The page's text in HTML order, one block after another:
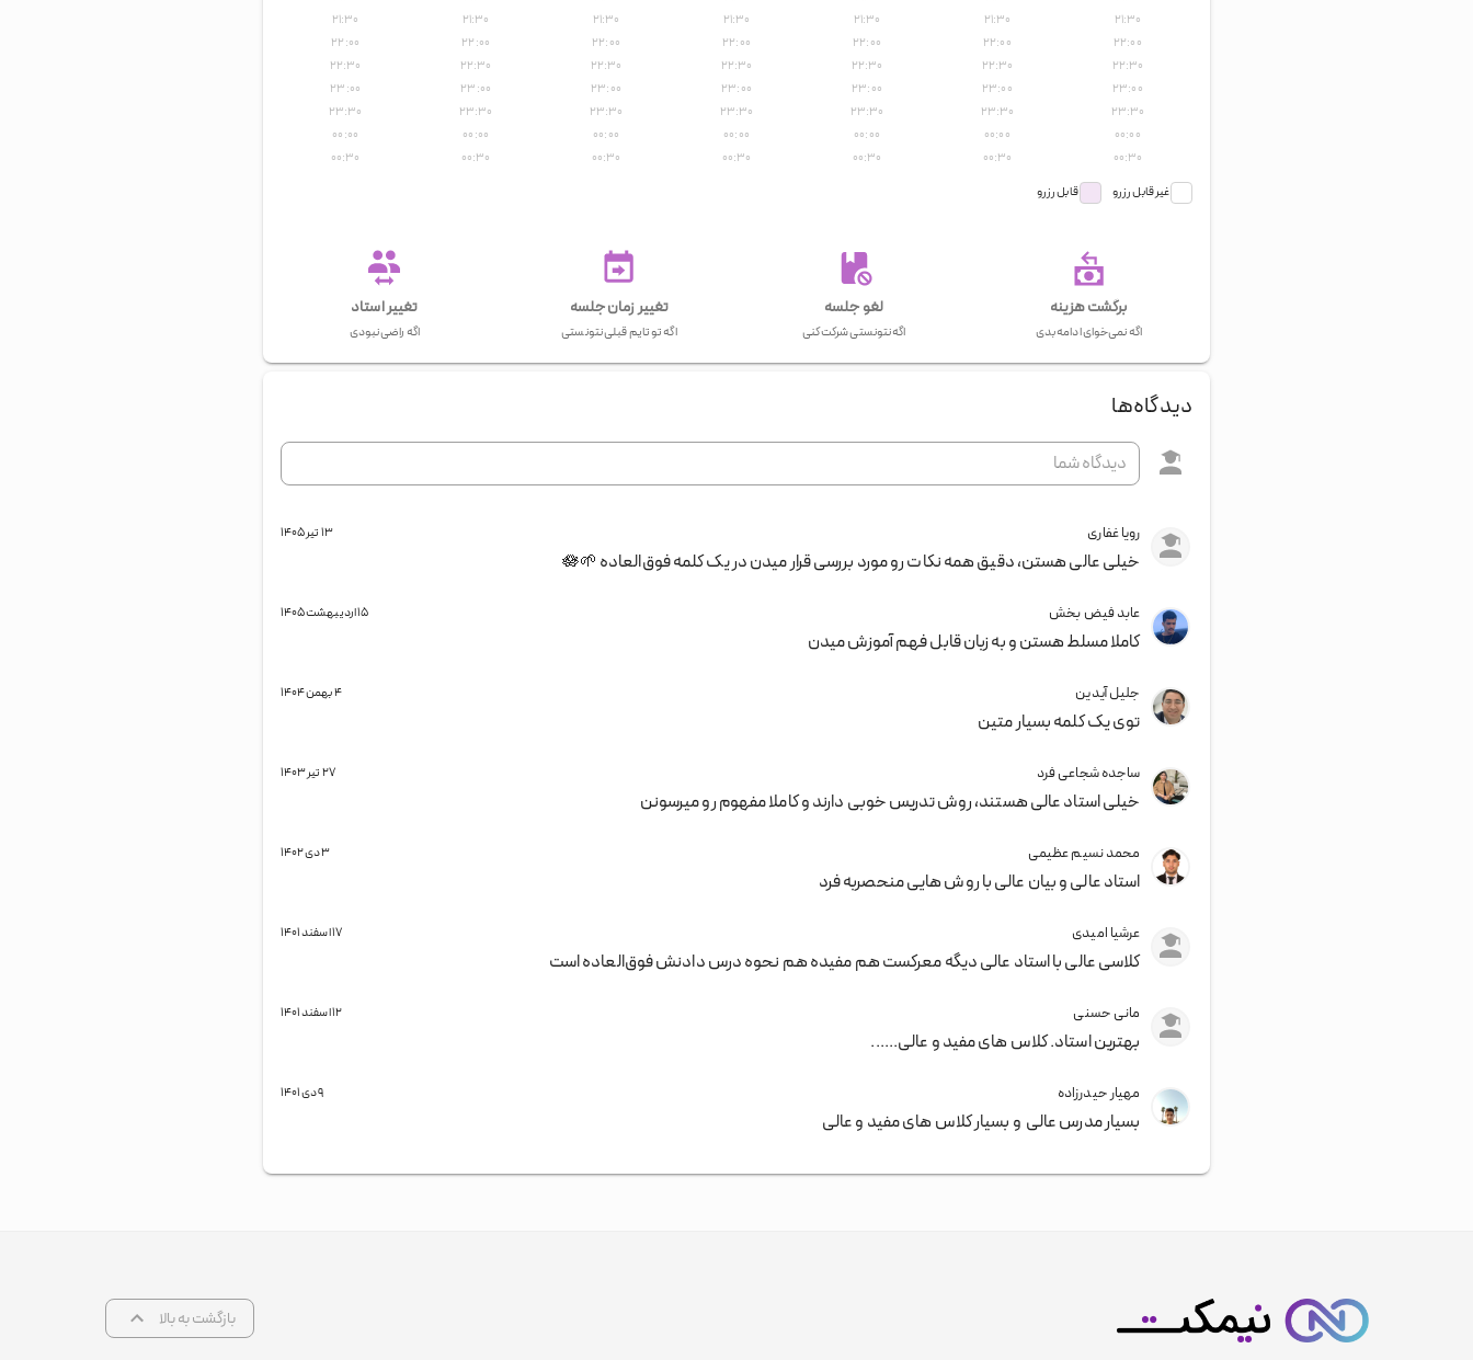
۲۱:۳۰
۲۲:۰۰
۲۲:۳۰
۲۳:۰۰
۲۳:۳۰
۰۰:۰۰
۰۰:۳۰
۲۱:۳۰
۲۲:۰۰
۲۲:۳۰
۲۳:۰۰
۲۳:۳۰
۰۰:۰۰
۰۰:۳۰
۲۱:۳۰
۲۲:۰۰
۲۲:۳۰
۲۳:۰۰
۲۳:۳۰
۰۰:۰۰
۰۰:۳۰
۲۱:۳۰
۲۲:۰۰
۲۲:۳۰
۲۳:۰۰
۲۳:۳۰
۰۰:۰۰
۰۰:۳۰
۲۱:۳۰
۲۲:۰۰
۲۲:۳۰
۲۳:۰۰
۲۳:۳۰
۰۰:۰۰
۰۰:۳۰
۲۱:۳۰
۲۲:۰۰
۲۲:۳۰
۲۳:۰۰
۲۳:۳۰
۰۰:۰۰
۰۰:۳۰
۲۱:۳۰
۲۲:۰۰
۲۲:۳۰
۲۳:۰۰
۲۳:۳۰
۰۰:۰۰
۰۰:۳۰
غیر قابل رزرو
قابل رزرو
برگشت هزینه
اگه نمی‌خوای ادامه بدی
لغو جلسه
اگه نتونستی شرکت کنی
تغییر زمان جلسه
اگه تو تایم قبلی نتونستی
تغییر استاد
اگه راضی نبودی
دیدگاه‌ها
رویا غفاری ۱۳ تیر ۱۴۰۵
خیلی عالی هستن، دقیق همه نکات رو مورد بررسی قرار میدن در یک کلمه فوق‌العاده 🌱
🪷
عابد فیض بخش ۱۵ اردیبهشت ۱۴۰۵
کاملا مسلط هستن و به زبان قابل فهم آموزش میدن
جلیل آیدین ۴ بهمن ۱۴۰۴
توی یک کلمه بسیار متین
ساجده شجاعی فرد ۲۷ تیر ۱۴۰۳
خیلی استاد عالی هستند، روش تدریس خوبی دارند و کاملا مفهوم رو میرسونن
محمد نسیم عظیمی ۳ دی ۱۴۰۲
استاد عالی و بیان عالی با روش هایی منحصربه فرد
عرشیا امیدی ۱۷ اسفند ۱۴۰۱
کلاسی عالی با استاد عالی دیگه معرکست هم مفیده هم نحوه درس دادنش فوق‌العاده است
مانی حسنی ۱۲ اسفند ۱۴۰۱
بهترین استاد. کلاس های مفید و عالی......
مهیار حیدرزاده ۹ دی ۱۴۰۱
بسیار مدرس عالی و بسیار کلاس های مفید و عالی
بازگشت به بالا